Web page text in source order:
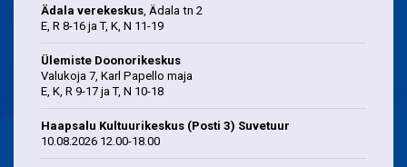
Ädala verekeskus , Ädala tn 2
E, R 8-16 ja T, K, N 11-19
Ülemiste Doonorikeskus
Valukoja 7, Karl Papello maja
E, K, R 9-17 ja T, N 10-18
Haapsalu Kultuurikeskus (Posti 3) Suvetuur
10.08.2026 12.00-18.00